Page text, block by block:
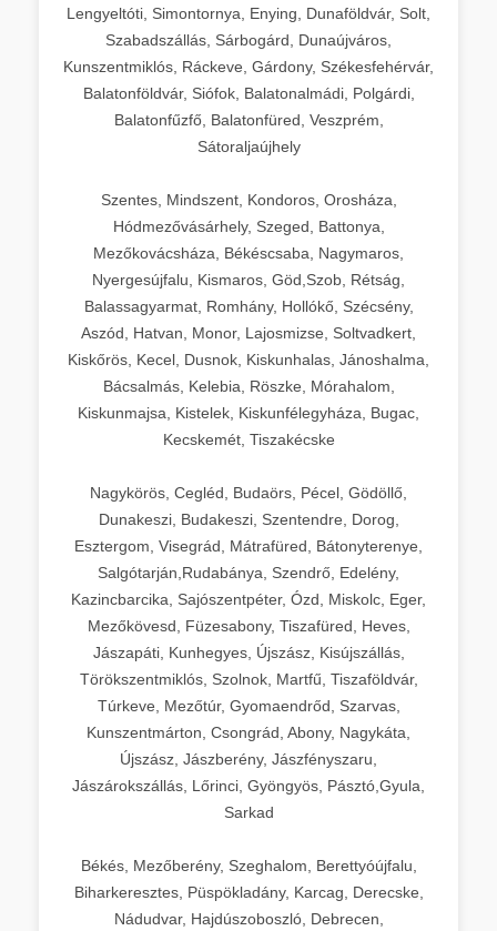
Lengyeltóti, Simontornya, Enying, Dunaföldvár, Solt,
Szabadszállás, Sárbogárd, Dunaújváros,
Kunszentmiklós, Ráckeve, Gárdony, Székesfehérvár,
Balatonföldvár, Siófok, Balatonalmádi, Polgárdi,
Balatonfűzfő, Balatonfüred, Veszprém,
Sátoraljaújhely
Szentes, Mindszent, Kondoros, Orosháza,
Hódmezővásárhely, Szeged, Battonya,
Mezőkovácsháza, Békéscsaba, Nagymaros,
Nyergesújfalu, Kismaros, Göd,Szob, Rétság,
Balassagyarmat, Romhány, Hollókő, Szécsény,
Aszód, Hatvan, Monor, Lajosmizse, Soltvadkert,
Kiskőrös, Kecel, Dusnok, Kiskunhalas, Jánoshalma,
Bácsalmás, Kelebia, Röszke, Mórahalom,
Kiskunmajsa, Kistelek, Kiskunfélegyháza, Bugac,
Kecskemét, Tiszakécske
Nagykörös, Cegléd, Budaörs, Pécel, Gödöllő,
Dunakeszi, Budakeszi, Szentendre, Dorog,
Esztergom, Visegrád, Mátrafüred, Bátonyterenye,
Salgótarján,Rudabánya, Szendrő, Edelény,
Kazincbarcika, Sajószentpéter, Ózd, Miskolc, Eger,
Mezőkövesd, Füzesabony, Tiszafüred, Heves,
Jászapáti, Kunhegyes, Újszász, Kisújszállás,
Törökszentmiklós, Szolnok, Martfű, Tiszaföldvár,
Túrkeve, Mezőtúr, Gyomaendrőd, Szarvas,
Kunszentmárton, Csongrád, Abony, Nagykáta,
Újszász, Jászberény, Jászfényszaru,
Jászárokszállás, Lőrinci, Gyöngyös, Pásztó,Gyula,
Sarkad
Békés, Mezőberény, Szeghalom, Berettyóújfalu,
Biharkeresztes, Püspökladány, Karcag, Derecske,
Nádudvar, Hajdúszoboszló, Debrecen,